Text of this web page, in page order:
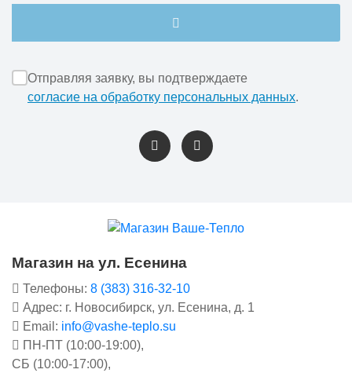
Отправляя заявку, вы подтверждаете
согласие на обработку персональных данных.
Магазин на ул. Есенина
Телефоны: 8 (383) 316-32-10
Адрес: г. Новосибирск, ул. Есенина, д. 1
Email: info@vashe-teplo.su
ПН-ПТ (10:00-19:00),
СБ (10:00-17:00),